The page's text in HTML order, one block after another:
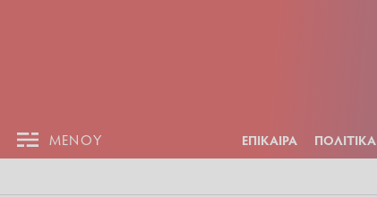
ΜΕΝΟΥ ΕΠΙΚΑΙΡΑ ΠΟΛΙΤΙΚΑ